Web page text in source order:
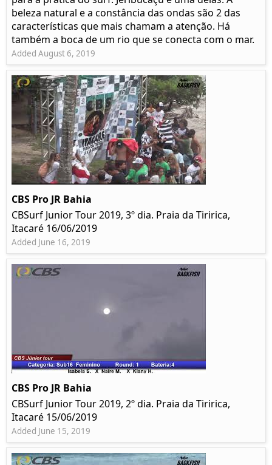
beleza natural e a constância das ondas são 2 das
características que mais chamam a atenção. Há
também a boca de um rio que se conecta com o mar.
Added August 6, 2019
CBS Pro JR Bahia
CBSurf Junior Tour 2019, 3º dia. Praia da Tiririca,
Itacaré 16/06/2019
Added June 16, 2019
CBS Pro JR Bahia
CBSurf Junior Tour 2019, 2º dia. Praia da Tiririca,
Itacaré 15/06/2019
Added June 15, 2019